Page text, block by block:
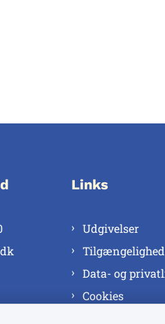
Links
Udgivelser
Data- og
Cookies